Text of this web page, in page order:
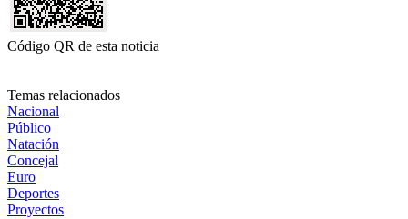
Código QR de esta noticia
Temas relacionados
Nacional
Público
Natación
Concejal
Euro
Deportes
Proyectos